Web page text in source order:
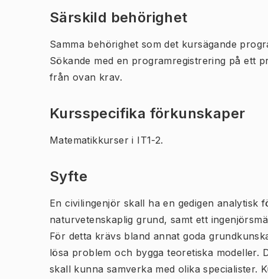
Särskild behörighet
Samma behörighet som det kursägande
Sökande med en programregistrering på ett
från ovan krav.
Kursspecifika förkunskaper
Matematikkurser i IT1-2.
Syfte
En civilingenjör skall ha en gedigen analytisk
naturvetenskaplig grund, samt ett
För detta krävs bland annat goda
lösa problem och bygga teoretiska modeller.
skall kunna samverka med olika